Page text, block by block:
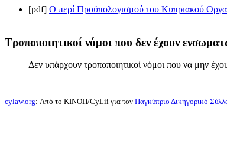
[pdf] Ο περί Προϋπολογισμού του Κυπριακού
Τροποποιητικοί νόμοι που δεν έχουν
Δεν υπάρχουν τροποποιητικοί νόμοι που να μην
cylaw.org: Από το ΚΙΝOΠ/CyLii για τον Παγκύπριο Δικηγορικό